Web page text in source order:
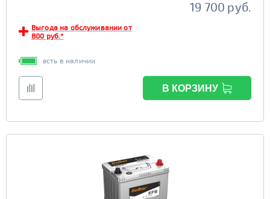
19 700 руб.
Выгода на обслуживании от
800 руб.*
есть в наличии
В КОРЗИНУ